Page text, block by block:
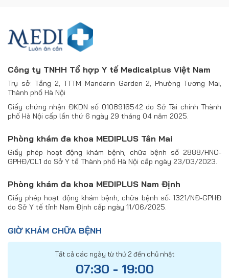
Công ty TNHH Tổ hợp Y tế Medicalplus Việt Nam
Trụ sở: Tầng 2, TTTM Mandarin Garden 2, Phường Tương Mai,
Thành phố Hà Nội
Giấy chứng nhận ĐKDN số 0108916542 do Sở Tài chính Thành
phố Hà Nội cấp lần thứ 6 ngày 29 tháng 04 năm 2025.
Phòng khám đa khoa MEDIPLUS Tân Mai
Giấy phép hoạt động khám bệnh, chữa bệnh số 2888/HNO-
GPHĐ/CL1 do Sở Y tế Thành phố Hà Nội cấp ngày 23/03/2023.
Phòng khám đa khoa MEDIPLUS Nam Định
Giấy phép hoạt động khám bệnh, chữa bệnh số: 1321/NĐ-GPHĐ
do Sở Y tế tỉnh Nam Định cấp ngày 11/06/2025.
GIỜ KHÁM CHỮA BỆNH
Tất cả các ngày từ thứ 2 đến chủ nhật
07:30 - 19:00